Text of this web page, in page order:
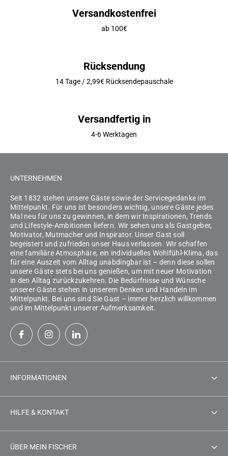
Versandkostenfrei
ab 100€
Rücksendung
14 Tage / 2,99€ Rücksendepauschale
Versandfertig in
4-6 Werktagen
UNTERNEHMEN
Seit 1832 stehen unsere Gäste sowie der Servicegedanke im
Mittelpunkt. Für uns ist besonders wichtig, unsere Gäste jedes
Mal neu für uns zu gewinnen, in dem wir Inspirationen, Trends
und Lifestyle-Ambitionen liefern. Wir sehen uns als Gastgeber,
Motivator, Mutmacher und Inspirator. Unser Gast soll
begeistert und zufrieden unser Haus verlassen. Wir schaffen
eine familiäre Atmosphäre, ein individuelles Wohlfühl-Klima, das
für eine Auszeit vom Alltag unabdingbar ist – denn diese sollen
unsere Gäste stets bei uns genießen, um mit neuer Motivation
in den Alltag zurückzukehren. Die Bedürfnisse und Wünsche
unserer Gäste stehen in unserem Denken und Handeln im
Mittelpunkt. Bei uns sind Sie Gast – immer herzlich willkommen
und im Mittelpunkt unserer Aufmerksamkeit.
INFORMATIONEN
Datenschutzerklärung
HILFE & KONTAKT
Gästeservice
ÜBER MEIN FISCHER